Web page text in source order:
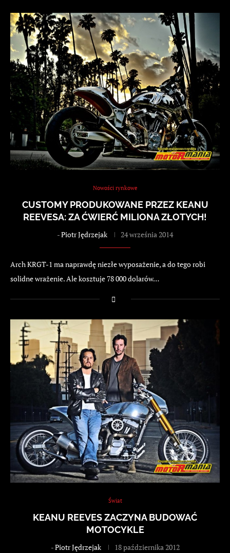
Nowości rynkowe
CUSTOMY PRODUKOWANE PRZEZ KEANU
REEVESA: ZA ĆWIERĆ MILIONA ZŁOTYCH!
-Piotr Jędrzejak 24 września 2014
Arch KRGT-1 ma naprawdę niezłe wyposażenie, a do tego robi
solidne wrażenie. Ale kosztuje 78 000 dolarów…
Świat
KEANU REEVES ZACZYNA BUDOWAĆ
MOTOCYKLE
-Piotr Jędrzejak 18 października 2012